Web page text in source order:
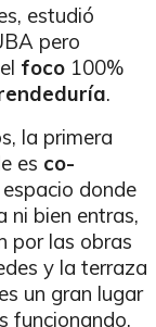
estudió
pero
foco 100%
.
la primera
es co-
espacio donde
ni bien entras,
por las obras
y la terraza
un gran lugar
funcionando,